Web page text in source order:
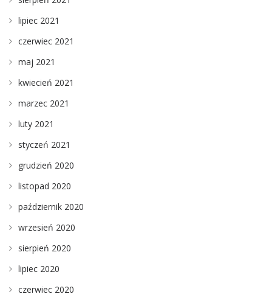
lipiec 2021
czerwiec 2021
maj 2021
kwiecień 2021
marzec 2021
luty 2021
styczeń 2021
grudzień 2020
listopad 2020
październik 2020
wrzesień 2020
sierpień 2020
lipiec 2020
czerwiec 2020